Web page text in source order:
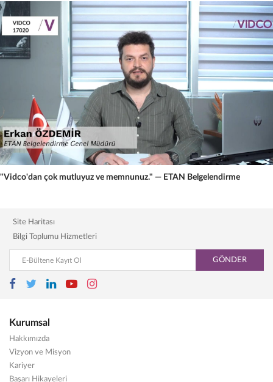
"Vidco'dan çok mutluyuz ve memnunuz." — ETAN Belgelendirme
Site Haritası
Bilgi Toplumu Hizmetleri
GÖNDER
Kurumsal
Hakkımızda
Vizyon ve Misyon
Kariyer
Başarı Hikayeleri